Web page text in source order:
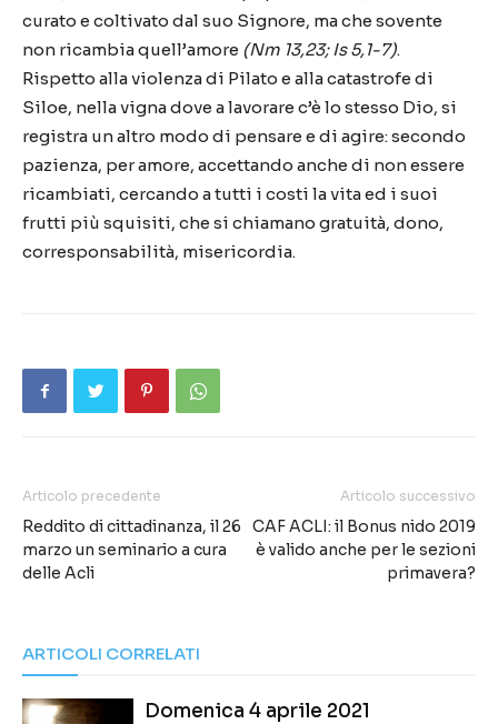
curato e coltivato dal suo Signore, ma che sovente
non ricambia quell’amore (Nm 13,23; Is 5,1-7).
Rispetto alla violenza di Pilato e alla catastrofe di
Siloe, nella vigna dove a lavorare c’è lo stesso Dio, si
registra un altro modo di pensare e di agire: secondo
pazienza, per amore, accettando anche di non essere
ricambiati, cercando a tutti i costi la vita ed i suoi
frutti più squisiti, che si chiamano gratuità, dono,
corresponsabilità, misericordia.
Articolo precedente
Reddito di cittadinanza, il 26
marzo un seminario a cura
delle Acli
Articolo successivo
CAF ACLI: il Bonus nido 2019
è valido anche per le sezioni
primavera?
ARTICOLI CORRELATI
Domenica 4 aprile 2021